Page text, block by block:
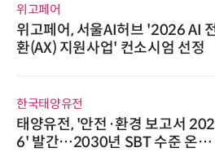
위고페어
위고페어, 서울AI허브 '2026 AI
환(AX) 지원사업' 컨소시엄 선정
한국태양유전
태양유전, '안전·환경 보고서 202
6' 발간…2030년 SBT 수준 온실